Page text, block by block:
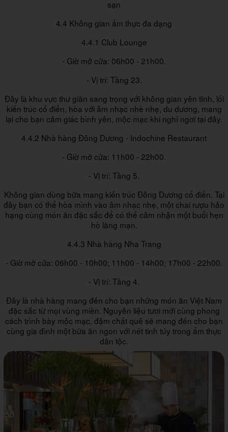
sạn
4.4 Không gian ẩm thực đa dạng
4.4.1 Club Lounge
- Giờ mở cửa: 06h00 - 21h00.
- Vị trí: Tầng 23.
Đây là khu vực thư giãn sang trọng với không gian yên tĩnh, lối
kiến trúc cổ điển, hòa với âm nhạc nhè nhẹ, du dương, mang
lại cho bạn cảm giác bình yên, mộc mạc khi nghỉ ngơi tại đây.
4.4.2 Nhà hàng Đông Dương - Indochine Restaurant
- Giờ mở cửa: 11h00 - 22h00.
- Vị trí: Tầng 5.
Không gian dùng bữa mang kiến trúc Đông Dương cổ điển. Tại
đây bạn có thể hòa mình vào âm nhạc nhẹ, một chai rượu hảo
hạng cùng món ăn đặc sắc để có thể cảm nhận một buổi hẹn
hò lãng mạn.
4.4.3 Nhà hàng Nha Trang
- Giờ mở cửa: 06h00 - 10h00; 11h00 - 14h00; 17h00 - 22h00.
- Vị trí: Tầng 4.
Đây là nhà hàng mang đến cho bạn những món ăn Việt Nam
đặc sắc từ mọi vùng miền. Nguyên liệu tươi mới cùng phong
cách trình bày mộc mạc, đậm chất quê sẽ mang đến cho bạn
cùng gia đình một bữa ăn ngon với nét tinh túy trong ẩm thực
dân tộc.